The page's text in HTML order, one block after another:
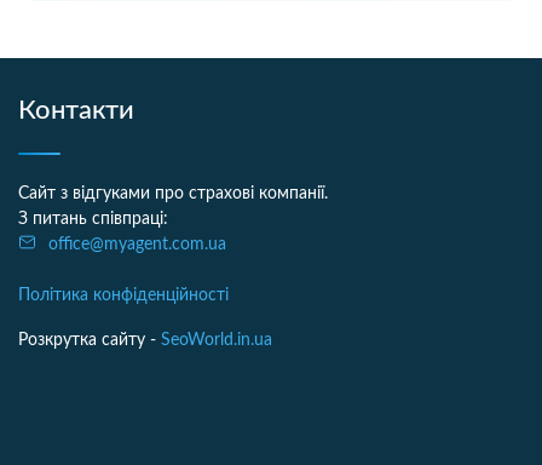
Контакти
Сайт з відгуками про страхові компанії.
З питань співпраці:
office@myagent.com.ua
Політика конфіденційності
Розкрутка сайту - SeoWorld.in.ua